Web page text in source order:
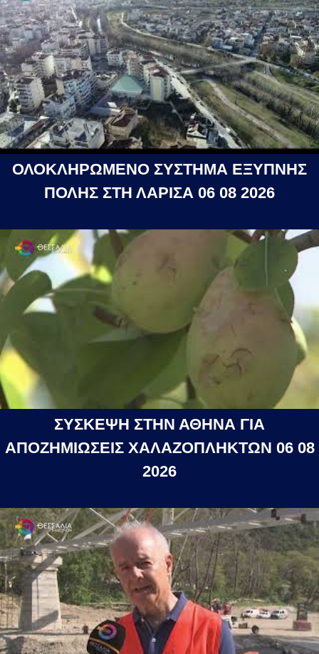
ΟΛΟΚΛΗΡΩΜΕΝΟ ΣΥΣΤΗΜΑ ΕΞΥΠΝΗΣ
ΠΟΛΗΣ ΣΤΗ ΛΑΡΙΣΑ 06 08 2026
ΣΥΣΚΕΨΗ ΣΤΗΝ ΑΘΗΝΑ ΓΙΑ
ΑΠΟΖΗΜΙΩΣΕΙΣ ΧΑΛΑΖΟΠΛΗΚΤΩΝ 06 08
2026